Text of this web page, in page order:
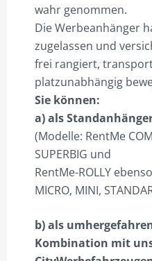
wahr genommen.
Die Werbeanhänger
zugelassen und
frei rangiert,
platzunabhängig
Sie können:
a) als
(Modelle: RentMe
SUPERBIG und
RentMe-ROLLY
MICRO, MINI,
b) als
Kombination mit